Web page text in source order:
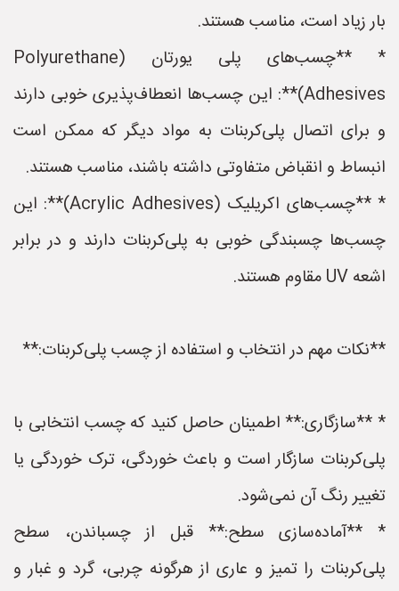
بار زیاد است، مناسب هستند.
* **چسب‌های پلی یورتان (Polyurethane
Adhesives)**: این چسب‌ها انعطاف‌پذیری خوبی دارند
و برای اتصال پلی‌کربنات به مواد دیگر که ممکن است
انبساط و انقباض متفاوتی داشته باشند، مناسب هستند.
* **چسب‌های اکریلیک (Acrylic Adhesives)**: این
چسب‌ها چسبندگی خوبی به پلی‌کربنات دارند و در برابر
اشعه UV مقاوم هستند.
**نکات مهم در انتخاب و استفاده از چسب پلی‌کربنات:**
* **سازگاری:** اطمینان حاصل کنید که چسب انتخابی با
پلی‌کربنات سازگار است و باعث خوردگی، ترک خوردگی یا
تغییر رنگ آن نمی‌شود.
* **آماده‌سازی سطح:** قبل از چسباندن، سطح
پلی‌کربنات را تمیز و عاری از هرگونه چربی، گرد و غبار و